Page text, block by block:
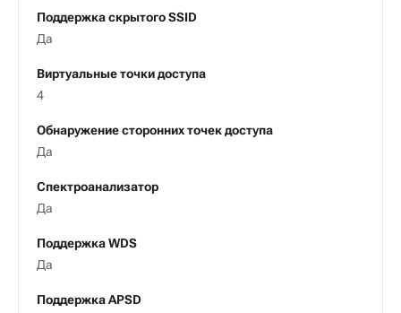
Поддержка скрытого SSID
Да
Виртуальные точки доступа
4
Обнаружение сторонних точек доступа
Да
Спектроанализатор
Да
Поддержка WDS
Да
Поддержка APSD